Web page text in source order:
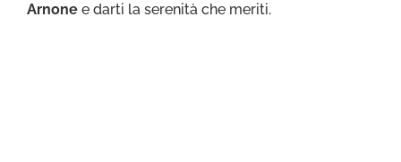
Arnone e darti la serenità che meriti.